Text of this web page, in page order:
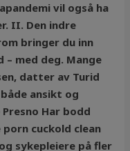
vil også ha
II. Den indre
bringer du inn
– med deg. Mange
datter av Turid
ansikt og
Har bodd
cuckold clean
sykepleiere på fler